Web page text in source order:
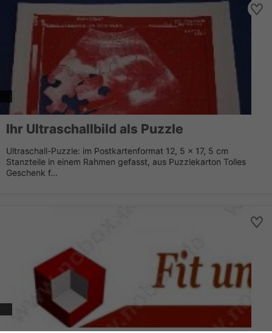
Ihr Ultraschallbild als Puzzle
Ultraschall-Puzzle: im Postkartenformat 12, 5 x 17, 5 cm
Stanzteile in einem Rahmen gefasst, aus Puzzlekarton Tolles
Geschenk f...